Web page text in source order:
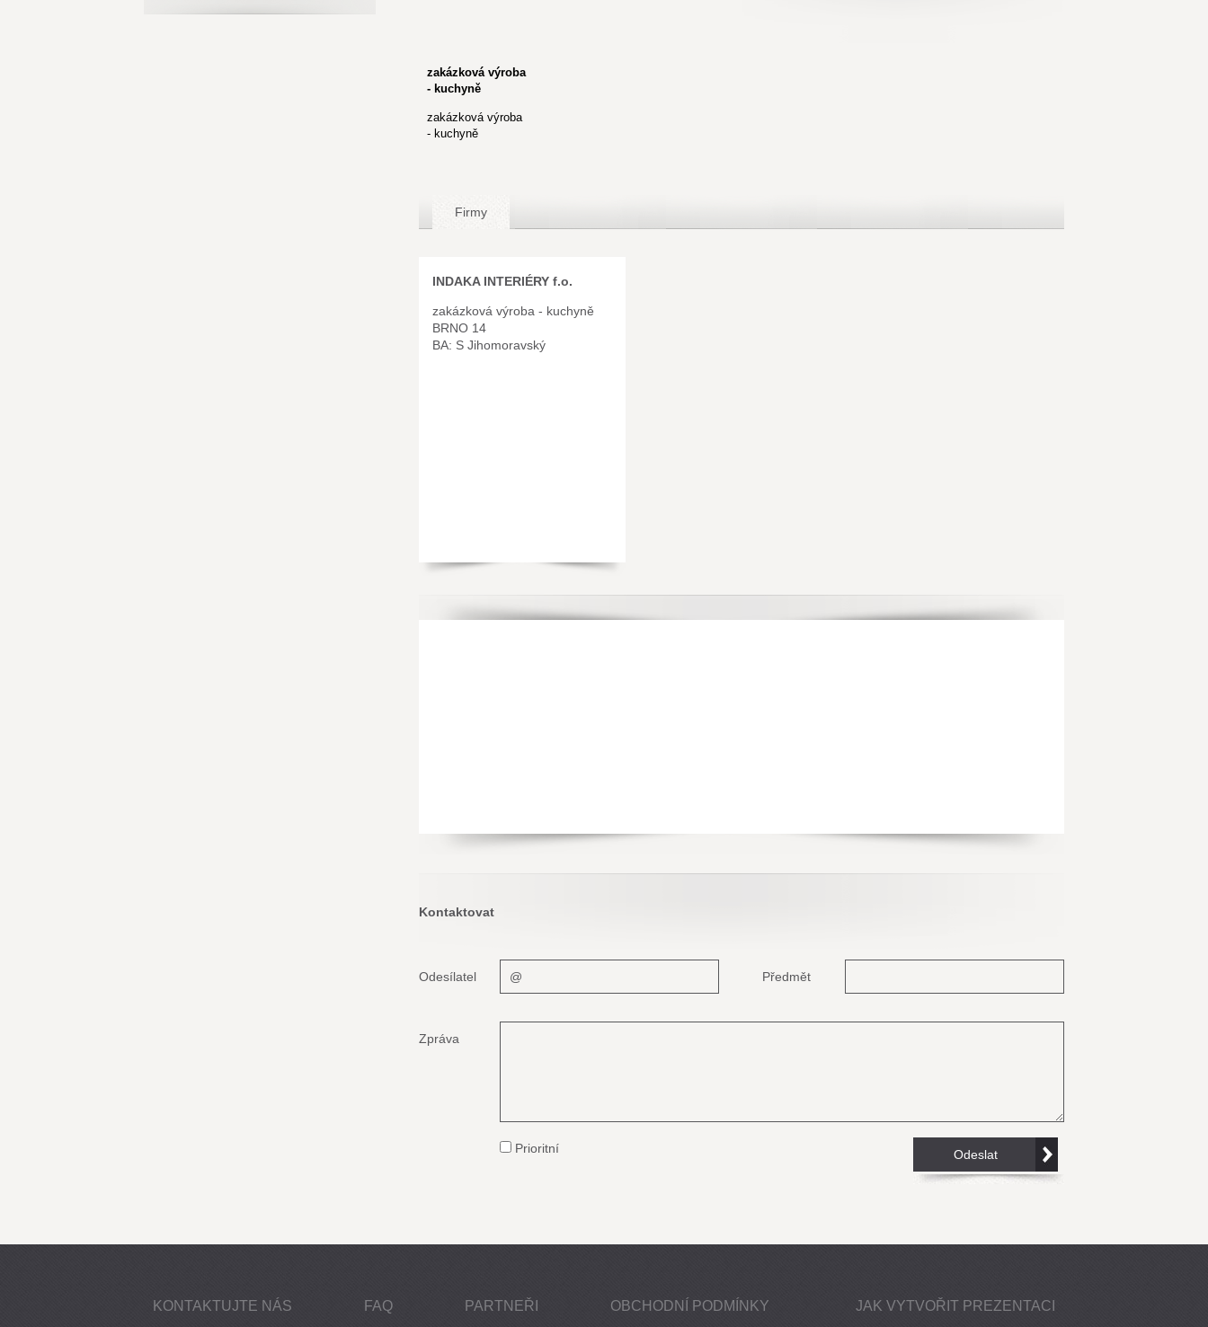
zakázková výroba
- kuchyně
zakázková výroba
- kuchyně
Firmy
INDAKA INTERIÉRY f.o.
zakázková výroba - kuchyně
BRNO 14
BA: S Jihomoravský
Kontaktovat
Odesílatel Předmět
Zpráva
Prioritní
KONTAKTUJTE NÁS FAQ PARTNEŘI OBCHODNÍ PODMÍNKY JAK VYTVOŘIT PREZENTACI